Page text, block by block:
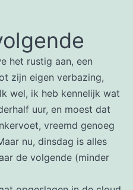
het rustig aan, een
zijn eigen verbazing,
wel, ik heb kennelijk wat
uur, en moest dat
vreemd genoeg
nu, dinsdag is alles
de volgende (minder